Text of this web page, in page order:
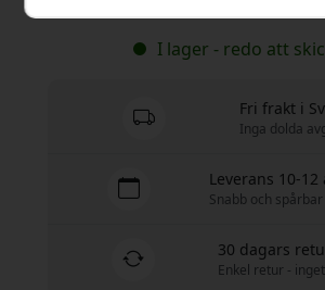
I lager - redo att
Fri frakt i
Inga dolda
Leverans 10-12
Snabb och
30 dagars
Enkel retur -